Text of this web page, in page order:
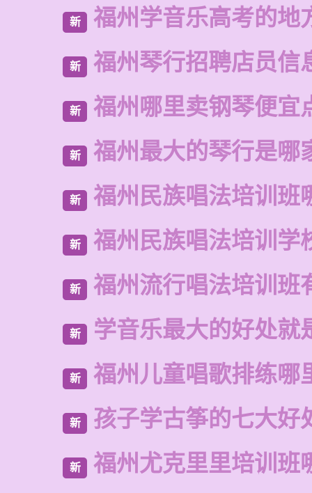
新 福州学音乐高考的地
新 福州琴行招聘店员信
新 福州哪里卖钢琴便宜
新 福州最大的琴行是哪
新 福州民族唱法培训班
新 福州民族唱法培训学
新 福州流行唱法培训班
新 学音乐最大的好处就
新 福州儿童唱歌排练哪
新 孩子学古筝的七大好
新 福州尤克里里培训班